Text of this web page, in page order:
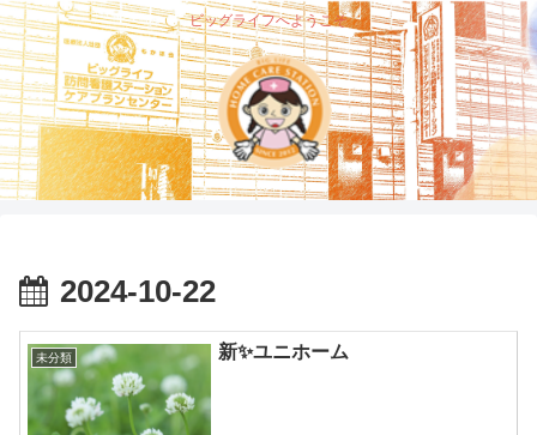
ビッグライフへようこそ
2024-10-22
未分類 新✨ユニホーム